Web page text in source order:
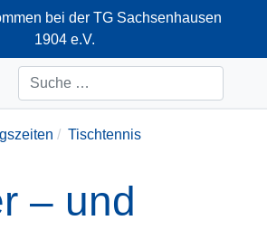
bei der TG Sachsenhausen
1904 e.V.
+49-69-66374712
Suchen
Tischtennis
– und